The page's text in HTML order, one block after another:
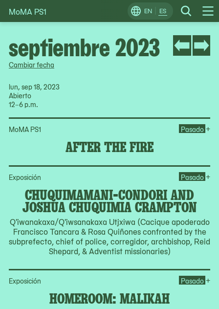
Skip
to
EN ES Search
Change
Locale
MoMA PS1
Cambiar fecha
lun, sep 18, 2023
Abierto
12–6 p.m.
MoMA PS1
AFTER THE FIRE
Pasado +
Exposición
CHUQUIMAMANI-CONDORI AND
JOSHUA CHUQUIMIA CRAMPTON
Q'iwanakaxa/Q'iwsanakaxa Utjxiwa (Cacique apoderado
Francisco Tancara & Rosa Quiñones confronted by the
subprefecto, chief of police, corregidor, archbishop, Reid
Shepard, & Adventist missionaries)
Pasado +
Exposición
HOMEROOM: MALIKAH
Pasado +
septiembre 2023